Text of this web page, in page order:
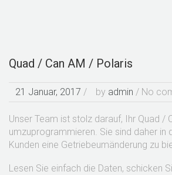
Quad / Can AM / Polaris
21 Januar, 2017 / by admin / No
Unser Team ist stolz darauf, Ihr Quad /
umzuprogrammieren. Sie sind daher in
Kunden eine Getriebeumänderung zu
Lesen Sie einfach die Daten, schicken